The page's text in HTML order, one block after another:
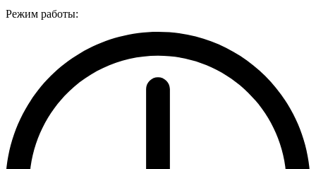
Режим работы: